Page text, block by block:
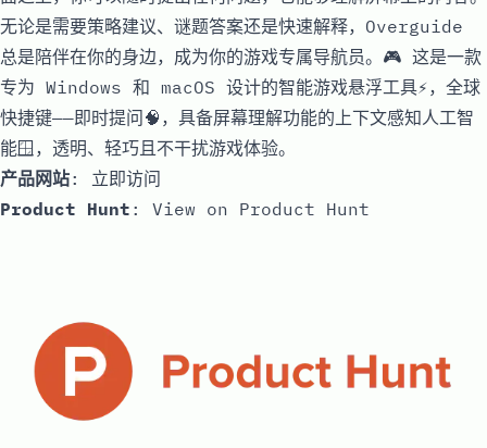
无论是需要策略建议、谜题答案还是快速解释，Overguide
总是陪伴在你的身边，成为你的游戏专属导航员。🎮 这是一款
专为 Windows 和 macOS 设计的智能游戏悬浮工具⚡，全球
快捷键——即时提问🧠，具备屏幕理解功能的上下文感知人工智
能🪟，透明、轻巧且不干扰游戏体验。
产品网站: 立即访问
Product Hunt : View on Product Hunt